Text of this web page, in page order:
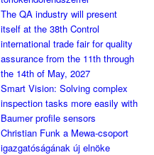
The QA industry will present
itself at the 38th Control
international trade fair for quality
assurance from the 11th through
the 14th of May, 2027
Smart Vision: Solving complex
inspection tasks more easily with
Baumer profile sensors
Christian Funk a Mewa-csoport
igazgatóságának új elnöke